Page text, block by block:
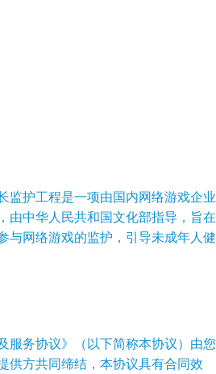
监护工程是一项由国内网络游戏企业
由中华人民共和国文化部指导，旨在
与网络游戏的监护，引导未成年人健
服务协议》（以下简称本协议）由您
供方共同缔结，本协议具有合同效